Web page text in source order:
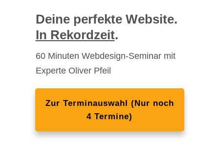
Deine perfekte Website.
In Rekordzeit.
60 Minuten Webdesign-Seminar mit
Experte Oliver Pfeil
Zur Terminauswahl (Nur noch
4 Termine)